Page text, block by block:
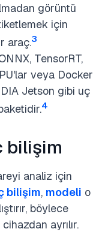
görüntü
için
araç.3
TensorRT,
veya Docker
Jetson gibi uç
4
bilişim
analiz için
bilişim, modeli o
böylece
ayrılır.